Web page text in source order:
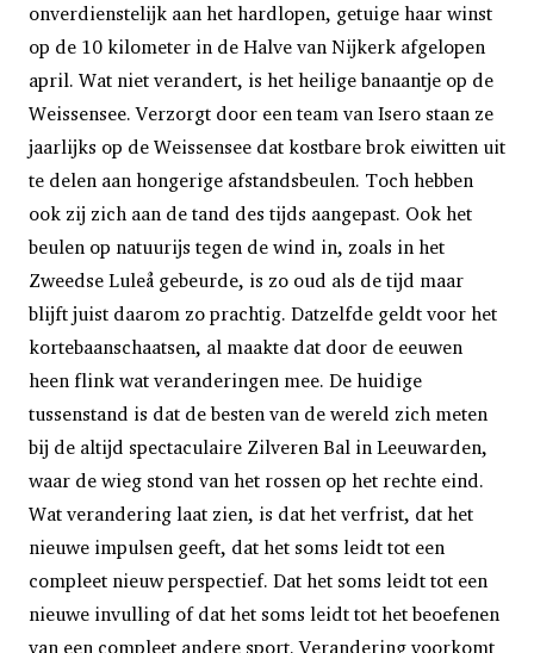
onverdienstelijk aan het hardlopen, getuige haar winst
op de 10 kilometer in de Halve van Nijkerk afgelopen
april. Wat niet verandert, is het heilige banaantje op de
Weissensee. Verzorgt door een team van Isero staan ze
jaarlijks op de Weissensee dat kostbare brok eiwitten uit
te delen aan hongerige afstandsbeulen. Toch hebben
ook zij zich aan de tand des tijds aangepast. Ook het
beulen op natuurijs tegen de wind in, zoals in het
Zweedse Luleå gebeurde, is zo oud als de tijd maar
blijft juist daarom zo prachtig. Datzelfde geldt voor het
kortebaanschaatsen, al maakte dat door de eeuwen
heen flink wat veranderingen mee. De huidige
tussenstand is dat de besten van de wereld zich meten
bij de altijd spectaculaire Zilveren Bal in Leeuwarden,
waar de wieg stond van het rossen op het rechte eind.
Wat verandering laat zien, is dat het verfrist, dat het
nieuwe impulsen geeft, dat het soms leidt tot een
compleet nieuw perspectief. Dat het soms leidt tot een
nieuwe invulling of dat het soms leidt tot het beoefenen
van een compleet andere sport. Verandering voorkomt